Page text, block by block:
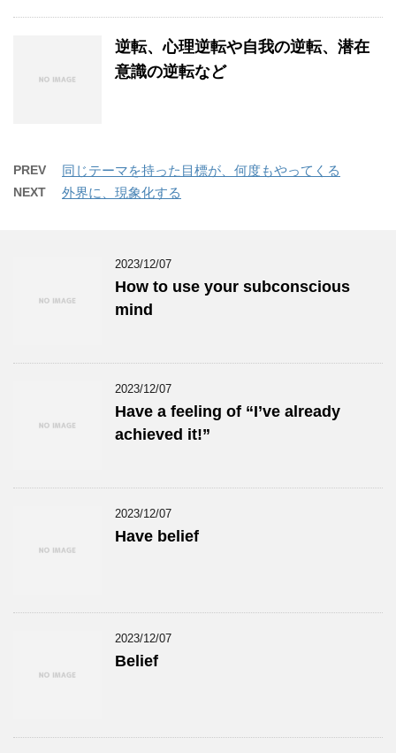
逆転、心理逆転や自我の逆転、潜在
意識の逆転など
PREV 同じテーマを持った目標が、何度もやってくる
NEXT 外界に、現象化する
2023/12/07
How to use your subconscious
mind
2023/12/07
Have a feeling of “I’ve already
achieved it!”
2023/12/07
Have belief
2023/12/07
Belief